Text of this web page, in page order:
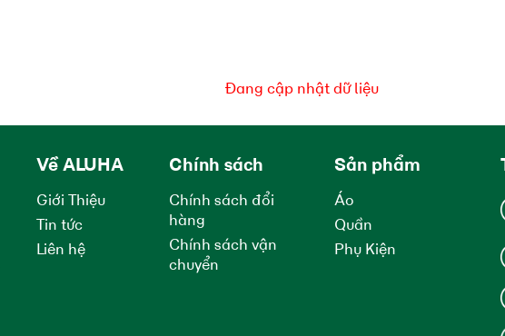
Đang cập nhật dữ liệu
Về ALUHA
Giới Thiệu
Tin tức
Liên hệ
Chính sách
Chính sách đổi
hàng
Chính sách vận
chuyển
Sản phẩm
Áo
Quần
Phụ Kiện